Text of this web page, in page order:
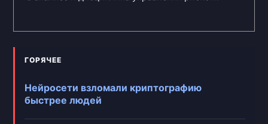
ГОРЯЧЕЕ
Нейросети взломали криптографию
быстрее людей